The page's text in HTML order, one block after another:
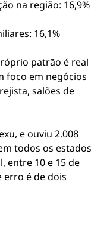
na região: 16,9%
16,1%
patrão é real
foco em negócios
salões de
e ouviu 2.008
todos os estados
entre 10 e 15 de
erro é de dois